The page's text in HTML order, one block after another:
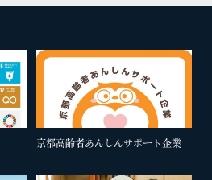
京都高齢者あんしんサポート企業